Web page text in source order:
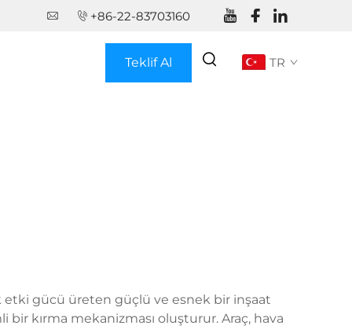
+86-22-83703160
Teklif Al TR
etki gücü üreten güçlü ve esnek bir inşaat
kırma mekanizması oluşturur. Araç, hava